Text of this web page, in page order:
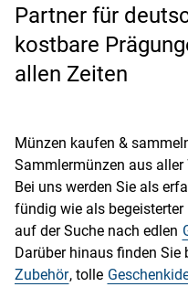
Partner für
kostbare
allen Zeiten
Münzen kaufen &
Sammlermünzen aus aller
Bei uns werden Sie als
fündig wie als begeisterter
auf der Suche nach edlen
Darüber hinaus finden
Zubehör, tolle